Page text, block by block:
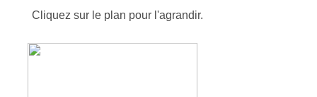
Cliquez sur le plan pour l'agrandir.